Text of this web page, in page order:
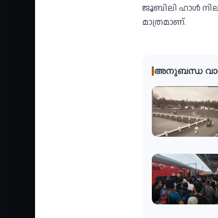
ജൂബിലി ഹാൾ
മാത്രമാണ്.
അനുബന്ധ